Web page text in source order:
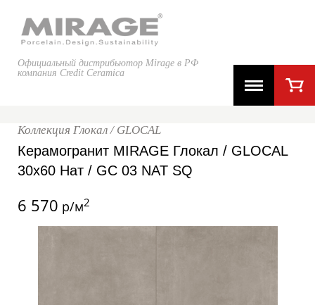
Официальный дистрибьютор Mirage в РФ
компания Credit Ceramica
Коллекция Глокал / GLOCAL
Керамогранит MIRAGE Глокал / GLOCAL
30x60 Нат / GC 03 NAT SQ
6 570 р/м2